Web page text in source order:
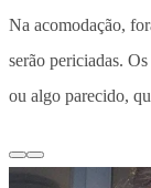
Na acomodação,
serão periciadas.
ou algo parecido,